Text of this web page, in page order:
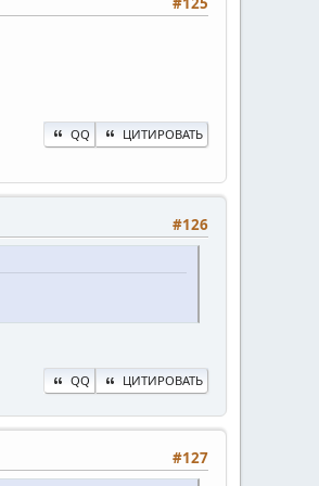
QQ ЦИТИРОВАТЬ
#126
QQ ЦИТИРОВАТЬ
#127